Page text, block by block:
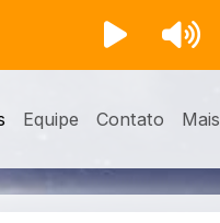
Equipe Contato Mais